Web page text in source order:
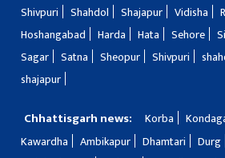
Shivpuri
Shahdol Shajapur Vidisha
Hoshangabad
Harda Hata Sehore
Sagar
Satna Sheopur Shivpuri
shajapur
Chhattisgarh news: Korba
Kawardha
Ambikapur Dhamtari Durg